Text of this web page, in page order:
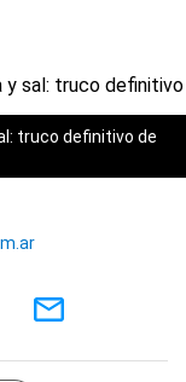
truco definitivo de